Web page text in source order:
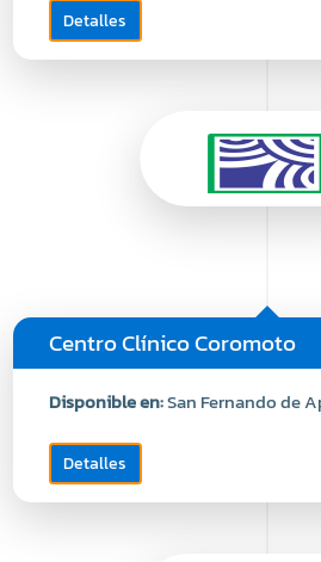
Detalles
Centro Clínico Coromoto
Disponible en:San Fernando de
Detalles